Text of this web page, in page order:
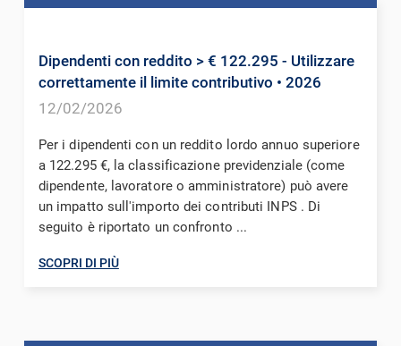
Dipendenti con reddito > € 122.295 - Utilizzare
correttamente il limite contributivo • 2026
12/02/2026
Per i dipendenti con un reddito lordo annuo superiore
a 122.295 €, la classificazione previdenziale (come
dipendente, lavoratore o amministratore) può avere
un impatto sull'importo dei contributi INPS . Di
seguito è riportato un confronto ...
SCOPRI DI PIÙ